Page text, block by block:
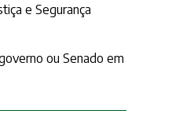
e Segurança
ou Senado em